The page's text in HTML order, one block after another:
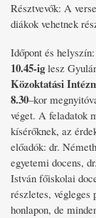
Résztvevők: A
diákok vehetnek
Időpont és
10.45-iglesz
Közoktatási
8.30–kor
véget. A feladatok
kísérőknek, az
előadók: dr.
egyetemi docens,
István főiskolai
részletes,
honlapon, de